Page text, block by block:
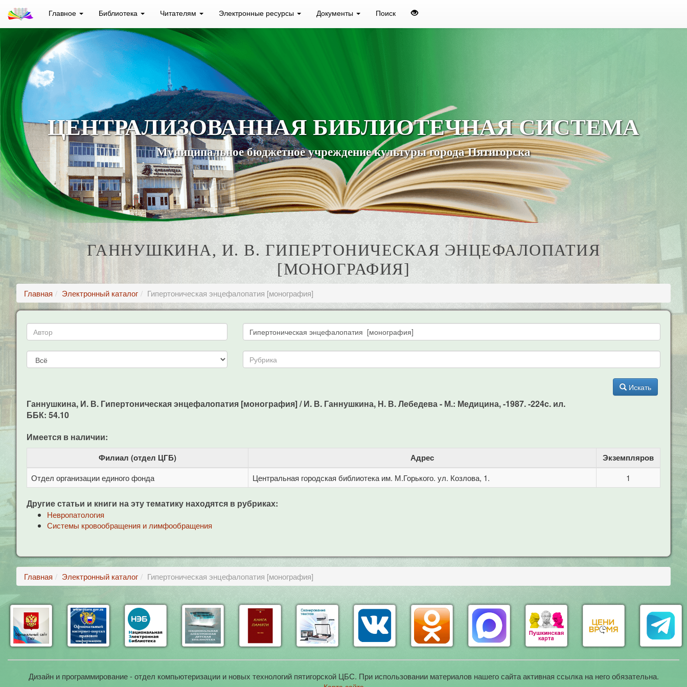
Главное Библиотека Читателям Электронные ресурсы Документы Поиск
ЦЕНТРАЛИЗОВАННАЯ БИБЛИОТЕЧНАЯ СИСТЕМА
Муниципальное бюджетное учреждение культуры города Пятигорска
ГАННУШКИНА, И. В. ГИПЕРТОНИЧЕСКАЯ ЭНЦЕФАЛОПАТИЯ
[МОНОГРАФИЯ]
Главная Электронный каталог Гипертоническая энцефалопатия [монография]
Искать
Ганнушкина, И. В. Гипертоническая энцефалопатия [монография] / И. В. Ганнушкина, Н. В. Лебедева - М.: Медицина, -1987. -224c. ил.
ББК: 54.10
Имеется в наличии:
Филиал (отдел ЦГБ) Адрес Экземпляров
Отдел организации единого фонда Центральная городская библиотека им. М.Горького. ул. Козлова, 1. 1
Другие статьи и книги на эту тематику находятся в рубриках:
Невропатология
Системы кровообращения и лимфообращения
Главная Электронный каталог Гипертоническая энцефалопатия [монография]
Дизайн и программирование - отдел компьютеризации и новых технологий пятигорской ЦБС. При использовании материалов нашего сайта активная ссылка на него обязательна.